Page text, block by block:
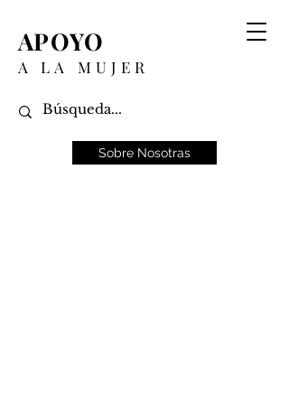
APOYO
A LA MUJER
Sobre Nosotras